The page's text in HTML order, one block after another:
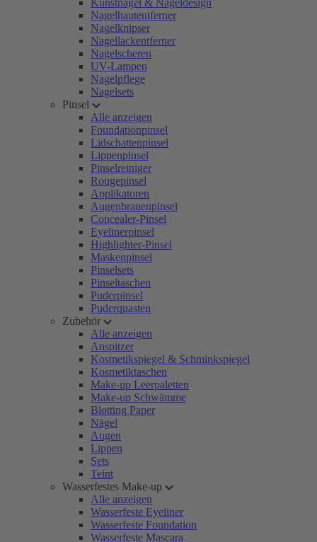
Kunstnägel & Nageldesign
Nagelhautentferner
Nagelknipser
Nagellackentferner
Nagelscheren
UV-Lampen
Nagelpflege
Nagelsets
Pinsel
Alle anzeigen
Foundationpinsel
Lidschattenpinsel
Lippenpinsel
Pinselreiniger
Rougepinsel
Applikatoren
Augenbrauenpinsel
Concealer-Pinsel
Eyelinerpinsel
Highlighter-Pinsel
Maskenpinsel
Pinselsets
Pinseltaschen
Puderpinsel
Puderquasten
Zubehör
Alle anzeigen
Anspitzer
Kosmetikspiegel & Schminkspiegel
Kosmetiktaschen
Make-up Leerpaletten
Make-up Schwämme
Blotting Paper
Nägel
Augen
Lippen
Sets
Teint
Wasserfestes Make-up
Alle anzeigen
Wasserfeste Eyeliner
Wasserfeste Foundation
Wasserfeste Mascara